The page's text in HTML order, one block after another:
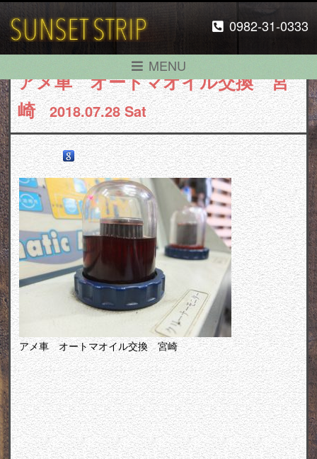
0982-31-0333
MENU
アメ車 オートマオイル交換 宮
崎
2018.07.28 Sat
アメ車 オートマオイル交換 宮崎